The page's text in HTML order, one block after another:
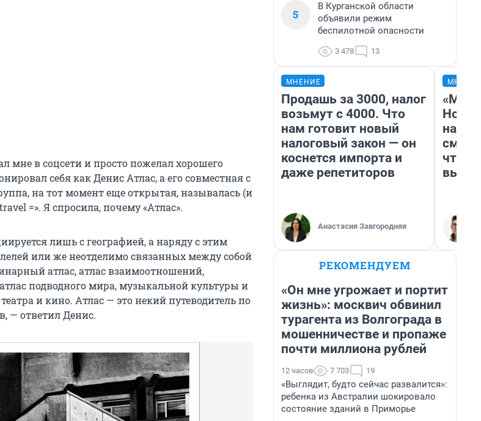
мне в соцсети и просто пожелал хорошего
себя как Денис Атлас, а его совместная с
на тот момент еще открытая, называлась (и
=». Я спросила, почему «Атлас».
лишь с географией, а наряду с этим
или же неотделимо связанных между собой
атлас, атлас взаимоотношений,
подводного мира, музыкальной культуры и
и кино. Атлас — это некий путеводитель по
— ответил Денис.
5
В Курганской области
объявили режим
беспилотной опасности
3 478 13
МНЕНИЕ
Продашь за 3000, налог
возьмут с 4000. Что
нам готовит новый
налоговый закон — он
коснется импорта и
даже репетиторов
Анастасия Завгородняя
«Мы
РЕКОМЕНДУЕМ
«Он мне угрожает и портит
жизнь»: москвич обвинил
турагента из Волгограда в
мошенничестве и пропаже
почти миллиона рублей
12 часов 7 703 19
«Выглядит, будто сейчас развалится»:
ребенка из Австралии шокировало
состояние зданий в Приморье